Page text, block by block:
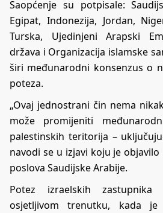
Saopćenje su potpisale:
Egipat, Indonezija, Jordan,
Turska, Ujedinjeni Arapski
država i Organizacija islamske
širi međunarodni konsenzus o
poteza.
„Ovaj jednostrani čin nema
može promijeniti
palestinskih teritorija –
navodi se u izjavi koju je
poslova Saudijske Arabije.
Potez izraelskih
osjetljivom trenutku, kada